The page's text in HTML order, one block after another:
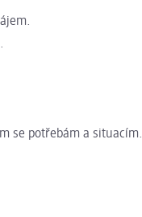
se potřebám a situacím.